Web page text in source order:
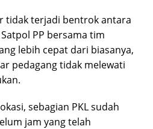
tidak terjadi bentrok antara
PP bersama tim
lebih cepat dari biasanya,
pedagang tidak melewati
sebagian PKL sudah
jam yang telah